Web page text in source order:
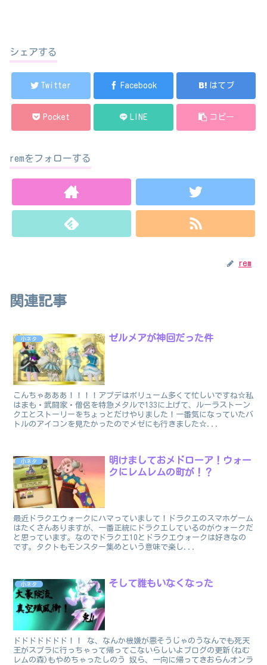
シェアする
Twitter Facebook はてブ
Pocket LINE コピー
remをフォローする
rem
関連記事
小ネタ ゼルメアが神回だった件
こんちゃあああ！！！！アプデはボリューム多くて忙しいですね☆私
はまも・武闘家・僧侶を特急メタルで133に上げて、ルーラストーン
クエとストーリーをちょっとだけやりました！一番気になっていたバ
トルのアイコンを見たかったのでメゼにも行きました☆...
小ネタ
明けましておメドローア！ウォー
クにレムレムの町が！？
最近ドラクエウォークにハマっていまして！ドラクエのスマホゲーム
はたくさんありますが、一番正統にドラクエしているのがウォークだ
と思っています。なのでドラクエ10とドラクエウォークは好きなの
です。タクトもモンスター集めという意味で楽し...
小ネタ そして誰もいなくなった
ドドドドドドド！！ な、なんか機嫌が悪そうじゃのうなんでも死天
王がスプラに行っちゃって帰ってこないらしいよブログの更新(ねむ
レムの森)もやめちゃったしのう 奴ら、一向に帰ってきおらんオンラ